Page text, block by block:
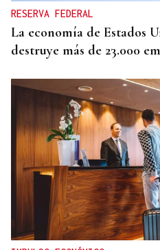
RESERVA FEDERAL
La economía de Estados
destruye más de 23.000